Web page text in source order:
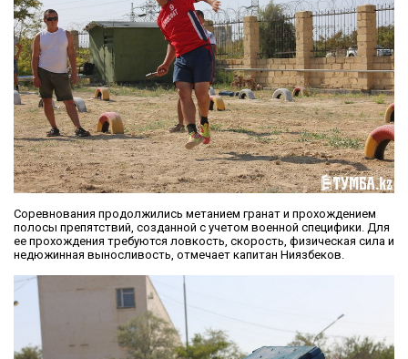
Соревнования продолжились метанием гранат и прохождением
полосы препятствий, созданной с учетом военной специфики. Для
ее прохождения требуются ловкость, скорость, физическая сила и
недюжинная выносливость, отмечает капитан Ниязбеков.